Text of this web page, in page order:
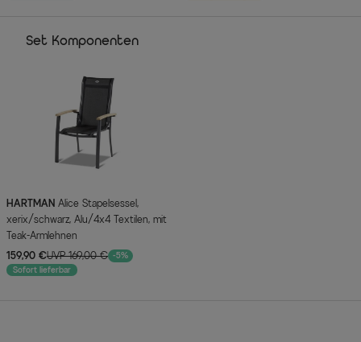
Set Komponenten
HARTMAN
xerix/schwarz, Alu/4x4 Textilen, mit
Teak-Armlehnen
159,90 €UVP 169,00 € -5%
Sofort lieferbar